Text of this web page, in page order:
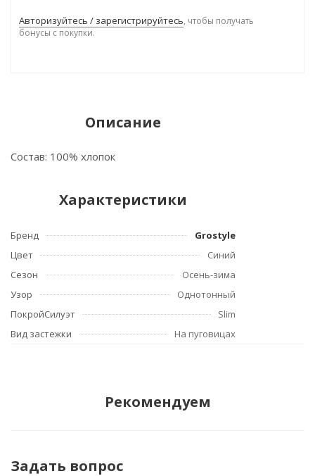
Авторизуйтесь / зарегистрируйтесь, чтобы получать
бонусы с покупки.
Описание
Состав: 100% хлопок
Характеристики
Бренд
Grostyle
Цвет
Синий
Сезон
Осень-зима
Узор
Однотонный
ПокройСилуэт
Slim
Вид застежки
На пуговицах
Рекомендуем
Задать вопрос